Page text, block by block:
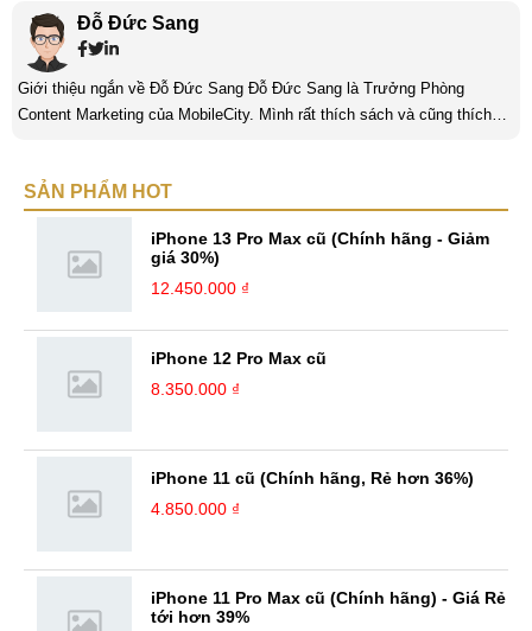
Đỗ Đức Sang
Giới thiệu ngắn về Đỗ Đức Sang Đỗ Đức Sang là Trưởng Phòng
Content Marketing của MobileCity. Mình rất thích sách và cũng thích
bản thân Đỗ Đức Sang, viết chính là gửi gắm lại những cảm xúc, cảm
SẢN PHẨM HOT
iPhone 13 Pro Max cũ (Chính hãng - Giảm
giá 30%)
12.450.000 ₫
iPhone 12 Pro Max cũ
8.350.000 ₫
iPhone 11 cũ (Chính hãng, Rẻ hơn 36%)
4.850.000 ₫
iPhone 11 Pro Max cũ (Chính hãng) - Giá Rẻ
tới hơn 39%